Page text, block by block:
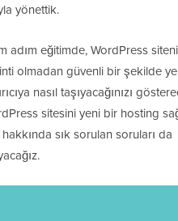
yönettik.
adım eğitimde, WordPress
olmadan güvenli bir şekilde
nasıl taşıyacağınızı
sitesini yeni bir hosting
sık sorulan soruları da